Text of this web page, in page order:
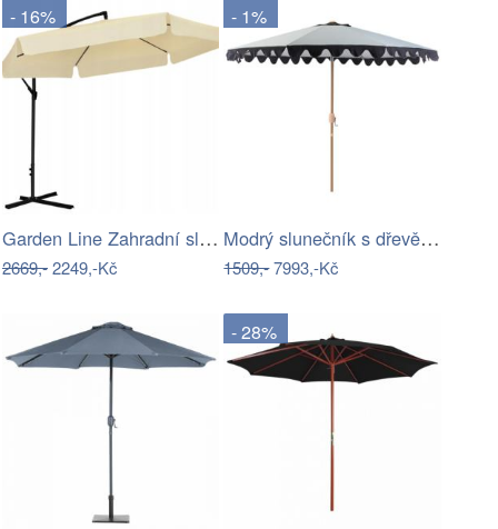
- 16%
Garden Line Zahradní slunečník s…
2669,-2249,-Kč
- 1%
Modrý slunečník s dřevěnou tyčí a…
1509,-7993,-Kč
- 28%